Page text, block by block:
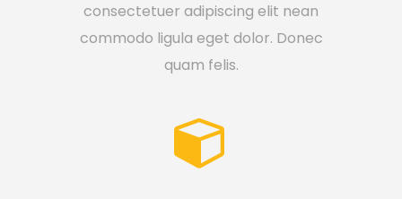
consectetuer adipiscing elit nean
commodo ligula eget dolor. Donec
quam felis.